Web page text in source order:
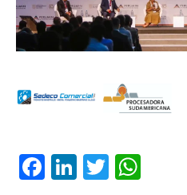
Facebook
LinkedIn
Twitter